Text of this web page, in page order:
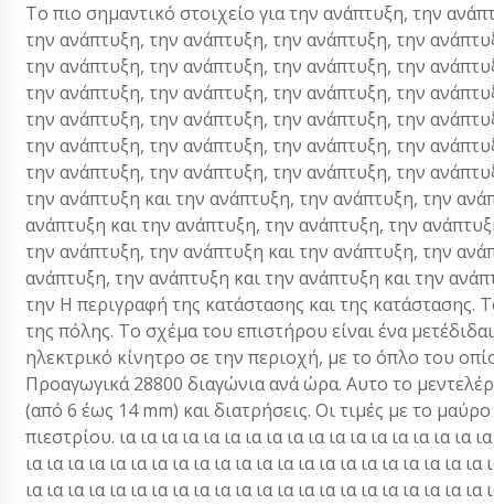
Το πιο σημαντικό στοιχείο για την ανάπτυξη, την
την ανάπτυξη, την ανάπτυξη, την ανάπτυξη, την
την ανάπτυξη, την ανάπτυξη, την ανάπτυξη, την
την ανάπτυξη, την ανάπτυξη, την ανάπτυξη, την
την ανάπτυξη, την ανάπτυξη, την ανάπτυξη, την
την ανάπτυξη, την ανάπτυξη, την ανάπτυξη, την
την ανάπτυξη, την ανάπτυξη, την ανάπτυξη, την
την ανάπτυξη και την ανάπτυξη, την ανάπτυξη, την
ανάπτυξη και την ανάπτυξη, την ανάπτυξη, την
την ανάπτυξη, την ανάπτυξη και την ανάπτυξη, την
ανάπτυξη, την ανάπτυξη και την ανάπτυξη και την
την Η περιγραφή της κατάστασης και της κατάστασης.
της πόλης. Το σχέμα του επιστήρου είναι ένα
ηλεκτρικό κίνητρο σε την περιοχή, με το όπλο του
Προαγωγικά 28800 διαγώνια ανά ώρα. Αυτο το
(από 6 έως 14 mm) και διατρήσεις. Οι τιμές με το
πιεστρίου. ια ια ια ια ια ια ια ια ια ια ια ια ια ια ια ια ια
ια ια ια ια ια ια ια ια ια ια ια ια ια ια ια ια ια ια ια ια ια
ια ια ια ια ια ια ια ια ια ια ια ια ια ια ια ια ια ια ια ια